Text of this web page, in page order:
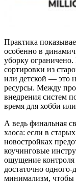
Практика
особенно в
уборку
сортировки из
или детской — это
ресурсы. Между
внедрения систем
время для хобби
А ведь финальная
хаоса: если в
новостройках
коучинговые
ощущение контроля
достаточно
минимализм, чтобы